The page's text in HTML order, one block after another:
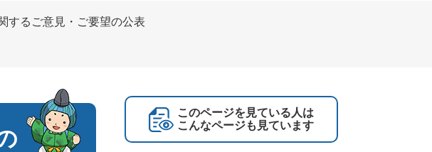
するご意見・ご要望の公表
このページを見ている人は
こんなページも見ています